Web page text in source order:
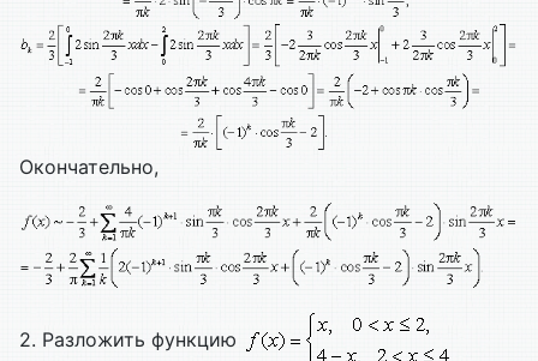
Окончательно,
2. Разложить функцию